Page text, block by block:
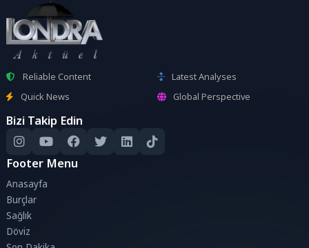
Reliable Content
Latest Analyses
Quick News
Global Perspective
Bizi Takip Edin
Footer Menu
Anasayfa
Burçlar
Sağlık
Döviz